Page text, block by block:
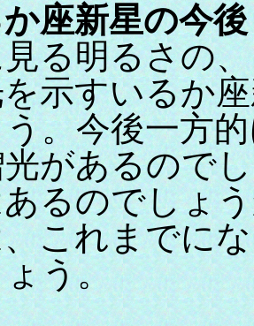
座新星の今
る明るさの、
示すいるか
。今後一方
があるので
るのでしょ
これまでに
う。